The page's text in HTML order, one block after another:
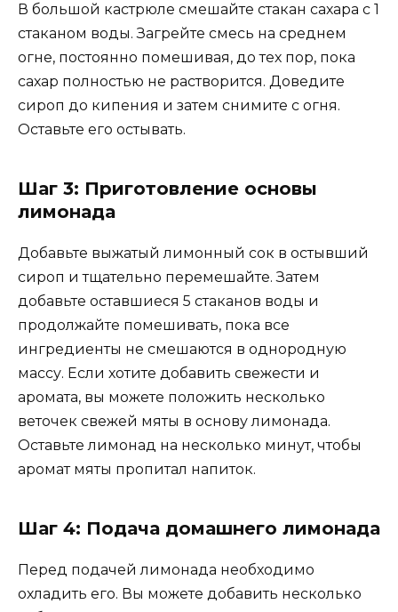
В большой кастрюле смешайте стакан сахара с 1
стаканом воды. Загрейте смесь на среднем
огне, постоянно помешивая, до тех пор, пока
сахар полностью не растворится. Доведите
сироп до кипения и затем снимите с огня.
Оставьте его остывать.
Шаг 3: Приготовление основы
лимонада
Добавьте выжатый лимонный сок в остывший
сироп и тщательно перемешайте. Затем
добавьте оставшиеся 5 стаканов воды и
продолжайте помешивать, пока все
ингредиенты не смешаются в однородную
массу. Если хотите добавить свежести и
аромата, вы можете положить несколько
веточек свежей мяты в основу лимонада.
Оставьте лимонад на несколько минут, чтобы
аромат мяты пропитал напиток.
Шаг 4: Подача домашнего лимонада
Перед подачей лимонада необходимо
охладить его. Вы можете добавить несколько